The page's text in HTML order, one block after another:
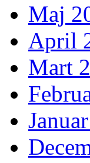
Maj
April
Mart